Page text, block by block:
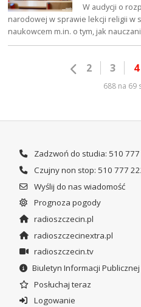
W audycji o
narodowej w sprawie lekcji religii w
naukowcem m.in. o tym, jak
2 3 4
688 na 69
Zadzwoń do studia: 510
Czujny non stop: 510 777
Wyślij do nas wiadomość
Prognoza pogody
radioszczecin.pl
radioszczecinextra.pl
radioszczecin.tv
Biuletyn Informacji Publicznej
Posłuchaj teraz
Logowanie